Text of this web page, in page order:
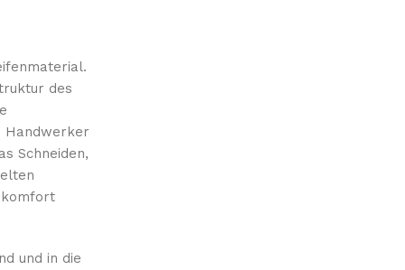
des
Handwerker
Schneiden,
und in die